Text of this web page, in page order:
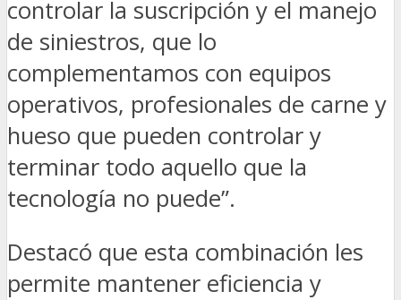
controlar la suscripción y el manejo
de siniestros, que lo
complementamos con equipos
operativos, profesionales de carne y
hueso que pueden controlar y
terminar todo aquello que la
tecnología no puede”.
Destacó que esta combinación les
permite mantener eficiencia y